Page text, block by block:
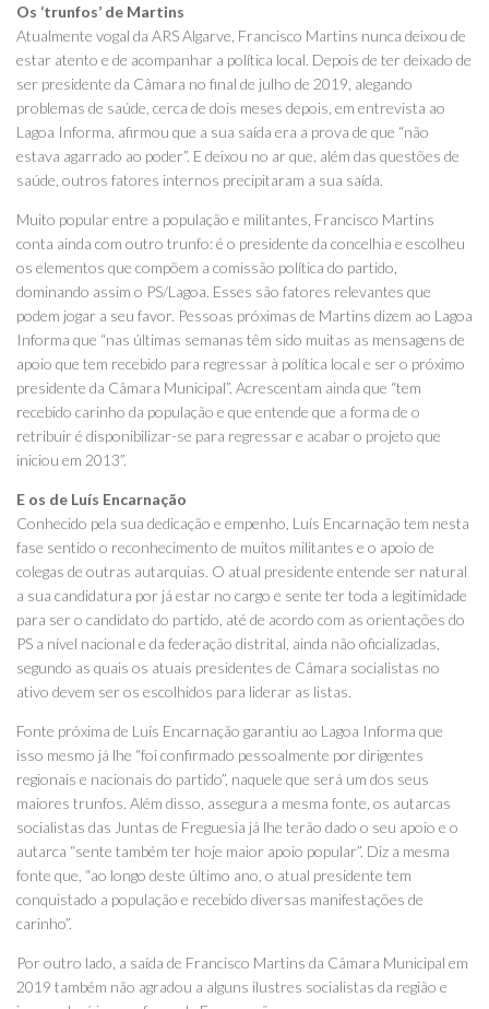
Os ‘trunfos’ de Martins
Atualmente vogal da ARS Algarve, Francisco Martins nunca deixou de
estar atento e de acompanhar a política local. Depois de ter deixado de
ser presidente da Câmara no final de julho de 2019, alegando
problemas de saúde, cerca de dois meses depois, em entrevista ao
Lagoa Informa, afirmou que a sua saída era a prova de que “não
estava agarrado ao poder”. E deixou no ar que, além das questões de
saúde, outros fatores internos precipitaram a sua saída.
Muito popular entre a população e militantes, Francisco Martins
conta ainda com outro trunfo: é o presidente da concelhia e escolheu
os elementos que compõem a comissão política do partido,
dominando assim o PS/Lagoa. Esses são fatores relevantes que
podem jogar a seu favor. Pessoas próximas de Martins dizem ao Lagoa
Informa que “nas últimas semanas têm sido muitas as mensagens de
apoio que tem recebido para regressar à política local e ser o próximo
presidente da Câmara Municipal”. Acrescentam ainda que “tem
recebido carinho da população e que entende que a forma de o
retribuir é disponibilizar-se para regressar e acabar o projeto que
iniciou em 2013”.
E os de Luís Encarnação
Conhecido pela sua dedicação e empenho, Luís Encarnação tem nesta
fase sentido o reconhecimento de muitos militantes e o apoio de
colegas de outras autarquias. O atual presidente entende ser natural
a sua candidatura por já estar no cargo e sente ter toda a legitimidade
para ser o candidato do partido, até de acordo com as orientações do
PS a nível nacional e da federação distrital, ainda não oficializadas,
segundo as quais os atuais presidentes de Câmara socialistas no
ativo devem ser os escolhidos para liderar as listas.
Fonte próxima de Luís Encarnação garantiu ao Lagoa Informa que
isso mesmo já lhe “foi confirmado pessoalmente por dirigentes
regionais e nacionais do partido”, naquele que será um dos seus
maiores trunfos. Além disso, assegura a mesma fonte, os autarcas
socialistas das Juntas de Freguesia já lhe terão dado o seu apoio e o
autarca “sente também ter hoje maior apoio popular”. Diz a mesma
fonte que, “ao longo deste último ano, o atual presidente tem
conquistado a população e recebido diversas manifestações de
carinho”.
Por outro lado, a saída de Francisco Martins da Câmara Municipal em
2019 também não agradou a alguns ilustres socialistas da região e